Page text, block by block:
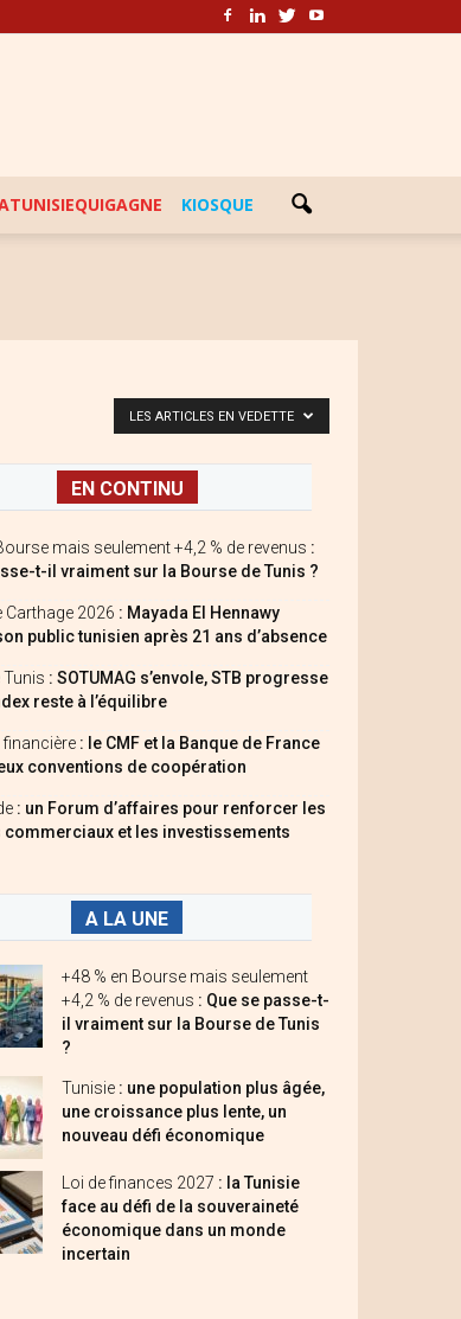
KIOSQUE
LES ARTICLES EN VEDETTE
EN CONTINU
mais seulement +4,2 % de revenus :
t-il vraiment sur la Bourse de Tunis ?
Carthage 2026 : Mayada El Hennawy
public tunisien après 21 ans d’absence
Tunis : SOTUMAG s’envole, STB progresse
reste à l’équilibre
: le CMF et la Banque de France
conventions de coopération
: un Forum d’affaires pour renforcer les
commerciaux et les investissements
A LA UNE
+48 % en Bourse mais seulement
+4,2 % de revenus : Que se passe-t-
il vraiment sur la Bourse de Tunis
?
Tunisie : une population plus âgée,
une croissance plus lente, un
nouveau défi économique
Loi de finances 2027 : la Tunisie
face au défi de la souveraineté
économique dans un monde
incertain